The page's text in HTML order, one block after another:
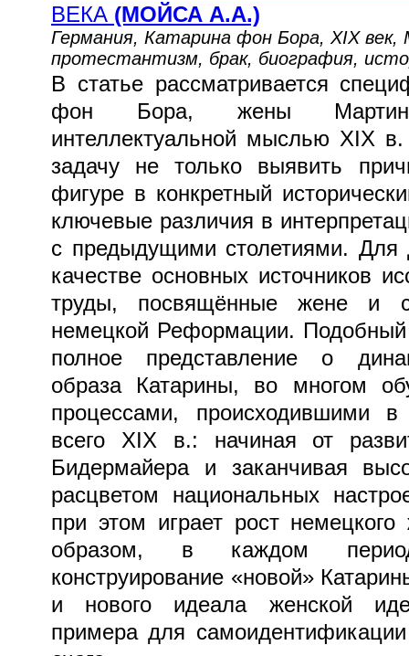
ВЕКА (МОЙСА А.А.)
Германия, Катарина фон Бора, XIX
протестантизм, брак, биография,
В статье рассматривается
фон Бора, жены
интеллектуальной мыслью XIX
задачу не только выявить
фигуре в конкретный
ключевые различия в
с предыдущими столетиями. Для
качестве основных источников
труды, посвящённые жене и
немецкой Реформации.
полное представление о
образа Катарины, во многом
процессами, происходившими
всего XIX в.: начиная от
Бидермайера и заканчивая
расцветом национальных
при этом играет рост
образом, в каждом
конструирование «новой»
и нового идеала женской
примера для